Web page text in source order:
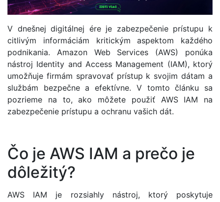
V dnešnej digitálnej ére je zabezpečenie prístupu k
citlivým informáciám kritickým aspektom každého
podnikania. Amazon Web Services (AWS) ponúka
nástroj Identity and Access Management (IAM), ktorý
umožňuje firmám spravovať prístup k svojim dátam a
službám bezpečne a efektívne. V tomto článku sa
pozrieme na to, ako môžete použiť AWS IAM na
zabezpečenie prístupu a ochranu vašich dát.
Čo je AWS IAM a prečo je
dôležitý?
AWS IAM je rozsiahly nástroj, ktorý poskytuje